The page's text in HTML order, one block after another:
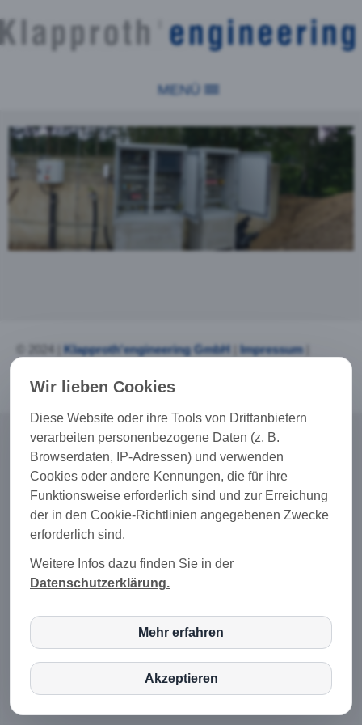
MENÜ
© 2024 | Klapproth'engineering GmbH Impressum|
Haftungsausschluss
Wir lieben Cookies
Diese Website oder ihre Tools von Drittanbietern
verarbeiten personenbezogene Daten (z. B.
Browserdaten, IP-Adressen) und verwenden
Cookies oder andere Kennungen, die für ihre
Funktionsweise erforderlich sind und zur Erreichung
der in den Cookie-Richtlinien angegebenen Zwecke
erforderlich sind.
Weitere Infos dazu finden Sie in der
Datenschutzerklärung.
Matomo (Piwik)
Mehr erfahren
Akzeptieren